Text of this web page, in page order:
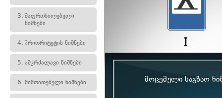
3. მაფრთხილებელი
ნიშნები
4. პრიორიტეტის ნიშნები
5. ამკრძალავი ნიშნები
6. მიმთითებელი ნიშნები მოცემული საგზაო